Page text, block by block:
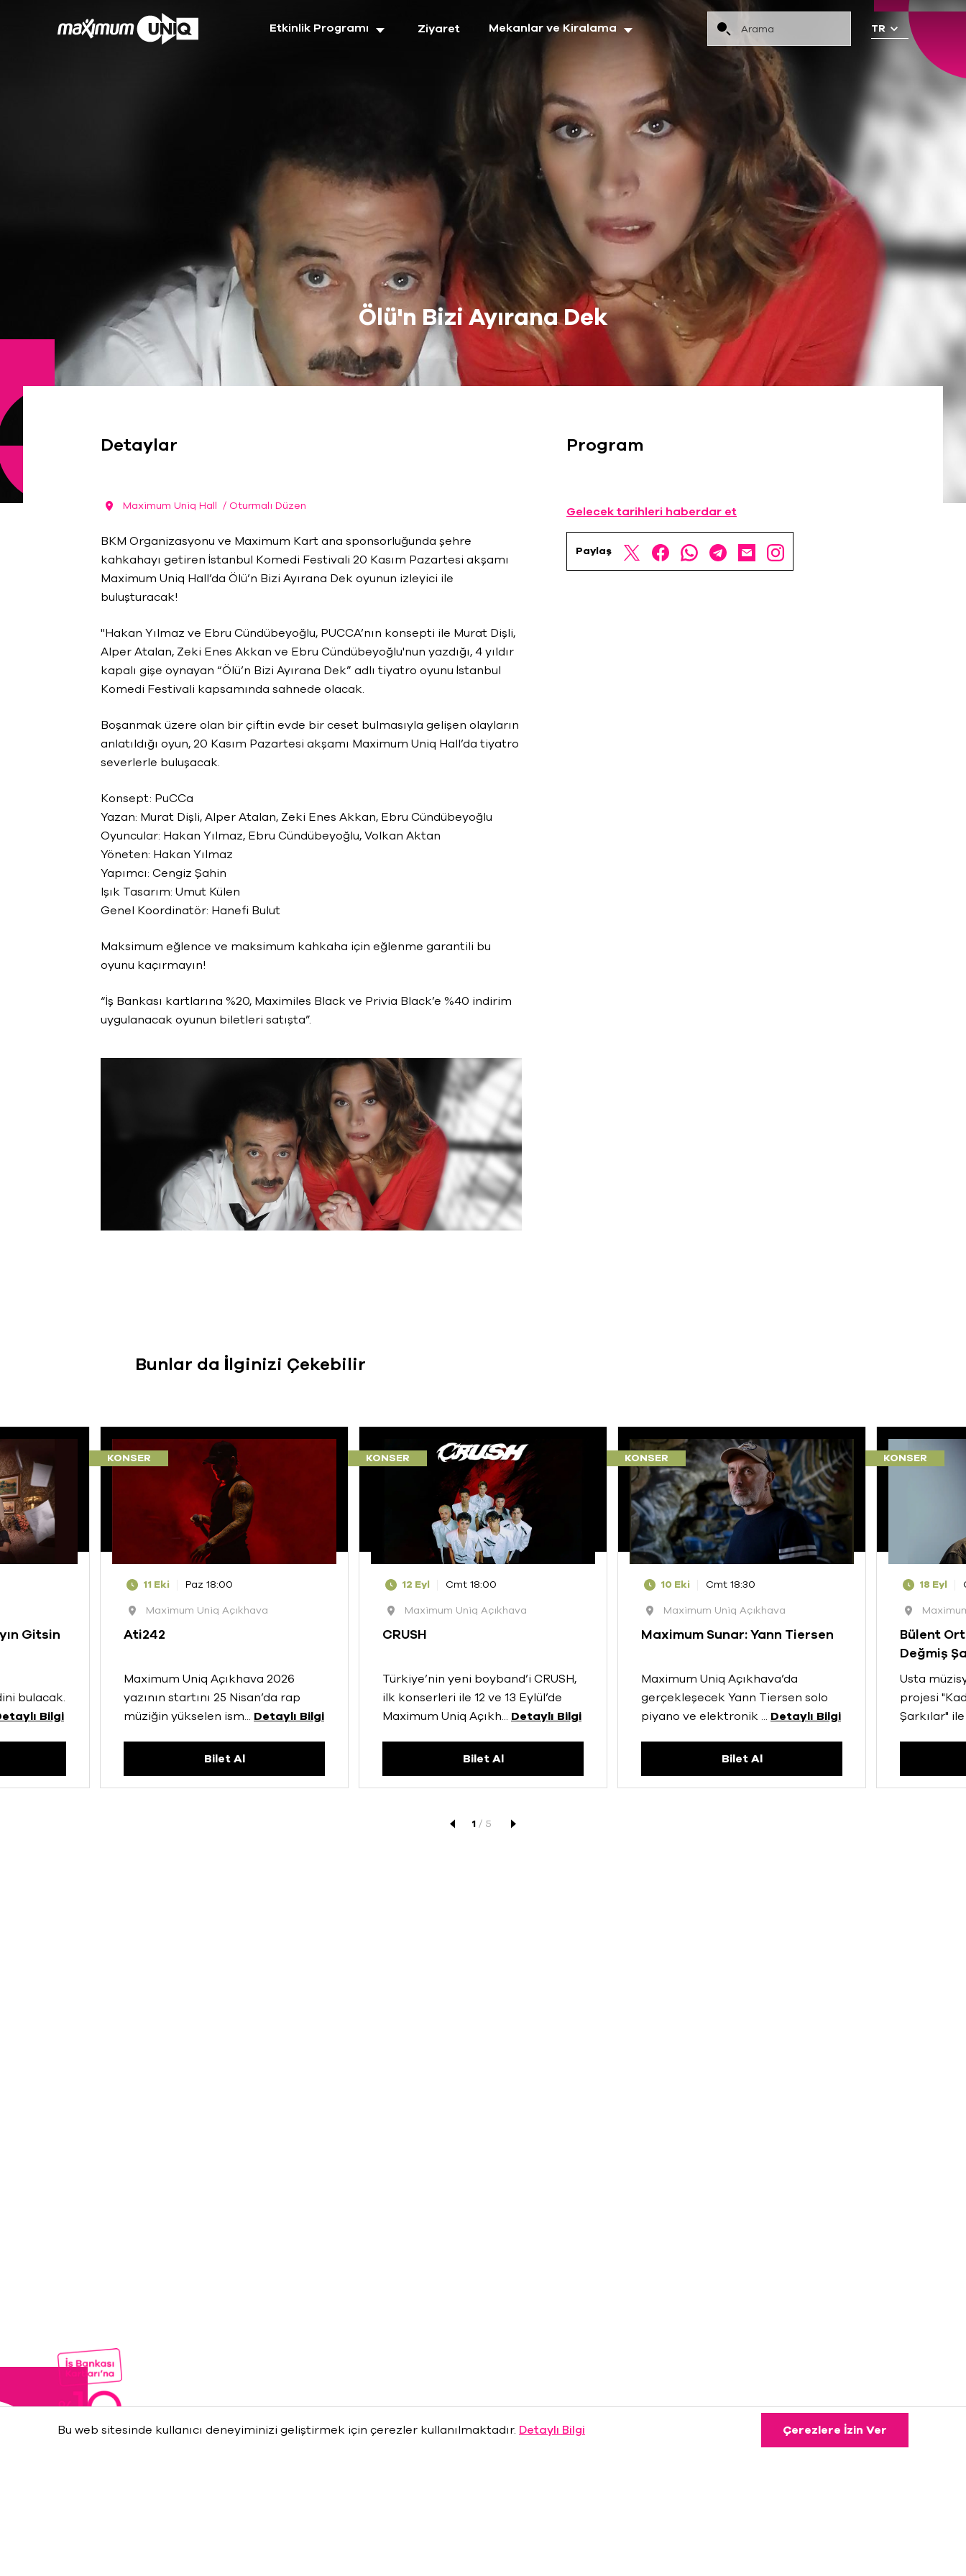
Etkinlik Programı Ziyaret Mekanlar ve Kiralama
Ölü'n Bizi Ayırana Dek
Detaylar
Maximum Uniq Hall / Oturmalı Düzen
BKM Organizasyonu ve Maximum Kart ana sponsorluğunda şehre
kahkahayı getiren İstanbul Komedi Festivali 20 Kasım Pazartesi akşamı
Maximum Uniq Hall’da Ölü’n Bizi Ayırana Dek oyunun izleyici ile
buluşturacak!
''Hakan Yılmaz ve Ebru Cündübeyoğlu, PUCCA’nın konsepti ile Murat Dişli,
Alper Atalan, Zeki Enes Akkan ve Ebru Cündübeyoğlu'nun yazdığı, 4 yıldır
kapalı gişe oynayan “Ölü’n Bizi Ayırana Dek” adlı tiyatro oyunu İstanbul
Komedi Festivali kapsamında sahnede olacak.
Boşanmak üzere olan bir çiftin evde bir ceset bulmasıyla gelişen olayların
anlatıldığı oyun, 20 Kasım Pazartesi akşamı Maximum Uniq Hall’da tiyatro
severlerle buluşacak.
Konsept: PuCCa
Yazan: Murat Dişli, Alper Atalan, Zeki Enes Akkan, Ebru Cündübeyoğlu
Oyuncular: Hakan Yılmaz, Ebru Cündübeyoğlu, Volkan Aktan
Yöneten: Hakan Yılmaz
Yapımcı: Cengiz Şahin
Işık Tasarım: Umut Külen
Genel Koordinatör: Hanefi Bulut
Maksimum eğlence ve maksimum kahkaha için eğlenme garantili bu
oyunu kaçırmayın!
“İş Bankası kartlarına %20, Maximiles Black ve Privia Black’e %40 indirim
uygulanacak oyunun biletleri satışta”.
Program
Gelecek tarihleri haberdar et
Paylaş
Bunlar da İlginizi Çekebilir
Gitsin
bulacak.
Bilgi
KONSER
11 Eki
Paz 18:00
Maximum Uniq Açıkhava
Ati242
Maximum Uniq Açıkhava 2026
yazının startını 25 Nisan’da rap
müziğin yükselen ism... Detaylı Bilgi
Bilet Al
KONSER
12 Eyl
Cmt 18:00
Maximum Uniq Açıkhava
CRUSH
Türkiye’nin yeni boyband’i CRUSH,
ilk konserleri ile 12 ve 13 Eylül’de
Maximum Uniq Açıkh... Detaylı Bilgi
Bilet Al
KONSER
10 Eki
Cmt 18:30
Maximum Uniq Açıkhava
Maximum Sunar: Yann Tiersen
Maximum Uniq Açıkhava’da
gerçekleşecek Yann Tiersen solo
piyano ve elektronik ... Detaylı Bilgi
Bilet Al
KONSER
18 Eyl
Bülent
Değmiş
Usta
projesi
Şarkılar" ile
1 / 5
Bu web sitesinde kullanıcı deneyiminizi geliştirmek için çerezler kullanılmaktadır. Detaylı Bilgi Çerezlere İzin Ver